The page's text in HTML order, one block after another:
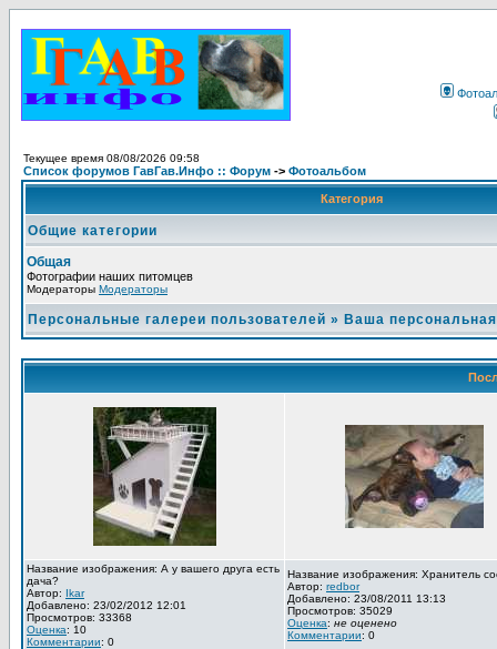
Текущее время 08/08/2026 09:58
Список форумов ГавГав.Инфо :: Форум -> Фотоальбом
Категория
Общие категории
Общая
Фотографии наших питомцев
Модераторы Модераторы
Персональные галереи пользователей » Ваша
Название изображения: А у вашего друга есть
дача?
Автор: Ikar
Добавлено: 23/02/2012 12:01
Просмотров: 33368
Оценка: 10
Комментарии: 0
Название изображения: Хранитель
Автор: redbor
Добавлено: 23/08/2011 13:13
Просмотров: 35029
Оценка: не оценено
Комментарии: 0